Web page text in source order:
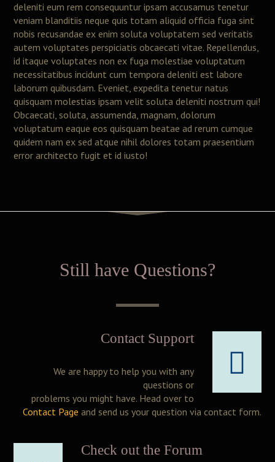
deleniti eum rem consequuntur ipsam accusamus tenetur
veniam blanditiis neque quis totam aliquid officia fuga sint
nobis recusandae ex enim soluta voluptatem sed veritatis
autem voluptates perspiciatis obcaecati vitae. Repellendus,
id itaque voluptates non ex fuga molestiae voluptatum
necessitatibus incidunt cum tempora deleniti est labore
laborum quibusdam. Eveniet, expedita tenetur natus
quisquam molestias ipsam velit soluta deleniti nostrum qui!
Obcaecati, soluta, assumenda, magnam, dolorum
voluptatum eaque eos quisquam beatae ad rerum cumque
quidem nam ex sed atque nihil dolores totam praesentium
error architecto fugit et id iusto!
Still have Questions?
Contact Support
We are happy to help you with any
questions or
problems you might have. Head over to
Contact Page and send us your question via contact form.
Check out the Forum